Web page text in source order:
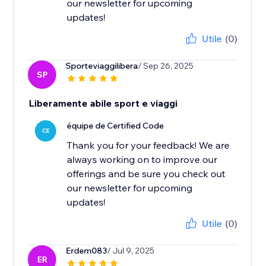
our newsletter for upcoming
updates!
Utile (0)
SP
Sporteviaggilibera/ Sep 26, 2025
Liberamente abile sport e viaggi
CE équipe de Certified Code
Thank you for your feedback! We are
always working on to improve our
offerings and be sure you check out
our newsletter for upcoming
updates!
Utile (0)
ER
Erdem083/ Jul 9, 2025